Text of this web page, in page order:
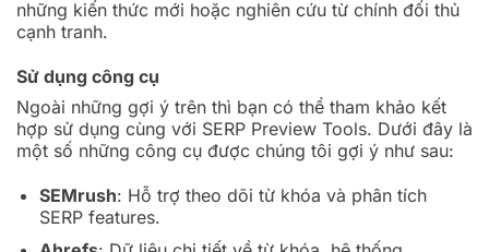
những kiến thức mới hoặc nghiên cứu từ chính đối thủ
cạnh tranh.
Sử dụng công cụ
Ngoài những gợi ý trên thì bạn có thể tham khảo kết
hợp sử dụng cùng với SERP Preview Tools. Dưới đây là
một số những công cụ được chúng tôi gợi ý như sau:
SEMrush: Hỗ trợ theo dõi từ khóa và phân tích
SERP features.